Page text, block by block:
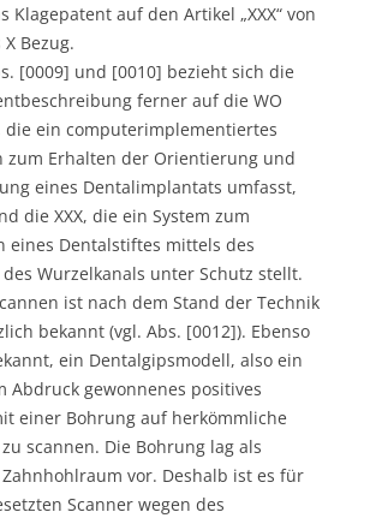
Klagepatent auf den Artikel „XXX“ von
Bezug.
[0009] und [0010] bezieht sich die
ferner auf die WO
die ein computerimplementiertes
zum Erhalten der Orientierung und
eines Dentalimplantats umfasst,
die XXX, die ein System zum
eines Dentalstiftes mittels des
Wurzelkanals unter Schutz stellt.
ist nach dem Stand der Technik
bekannt (vgl. Abs. [0012]). Ebenso
ein Dentalgipsmodell, also ein
Abdruck gewonnenes positives
einer Bohrung auf herkömmliche
scannen. Die Bohrung lag als
vor. Deshalb ist es für
Scanner wegen des